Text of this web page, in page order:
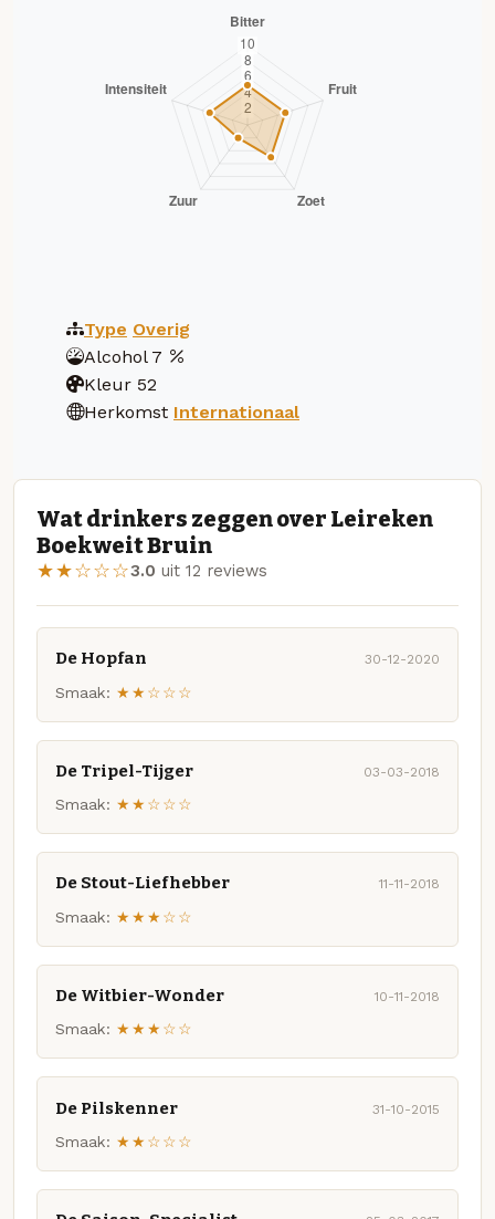
Type Overig
Alcohol 7
Kleur 52
Herkomst Internationaal
Wat drinkers zeggen over Leireken
Boekweit Bruin
★★☆☆☆3.0 uit 12 reviews
De Hopfan 30-12-2020
Smaak: ★★☆☆☆
De Tripel-Tijger 03-03-2018
Smaak: ★★☆☆☆
De Stout-Liefhebber 11-11-2018
Smaak: ★★★☆☆
De Witbier-Wonder 10-11-2018
Smaak: ★★★☆☆
De Pilskenner 31-10-2015
Smaak: ★★☆☆☆